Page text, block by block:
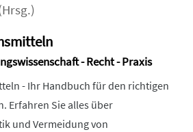
- Recht - Praxis
- Ihr Handbuch für den richtigen
Erfahren Sie alles über
und Vermeidung von